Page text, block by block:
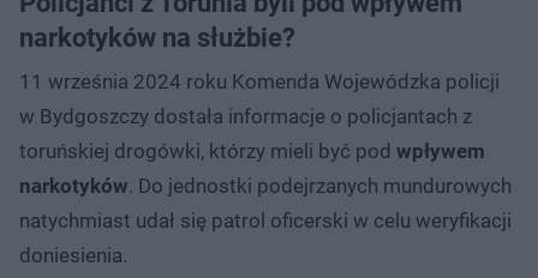
narkotyków na służbie?
11 września 2024 roku Komenda Wojewódzka policji
w Bydgoszczy dostała informacje o policjantach z
toruńskiej drogówki, którzy mieli być pod wpływem
narkotyków. Do jednostki podejrzanych mundurowych
natychmiast udał się patrol oficerski w celu weryfikacji
doniesienia.